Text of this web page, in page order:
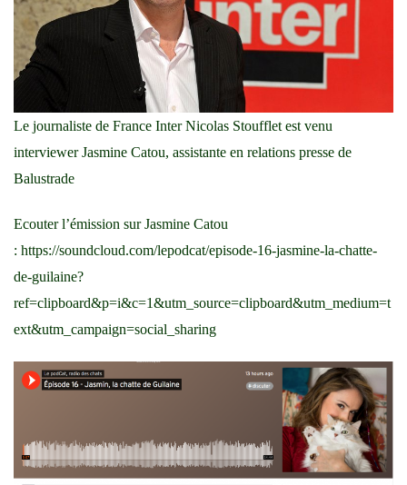
Le journaliste de France Inter Nicolas Stoufflet est venu
interviewer Jasmine Catou, assistante en relations presse de
Balustrade
Ecouter l’émission sur Jasmine Catou
: https://soundcloud.com/lepodcat/episode-16-jasmine-la-chatte-
de-guilaine?
ref=clipboard&p=i&c=1&utm_source=clipboard&utm_medium=t
ext&utm_campaign=social_sharing